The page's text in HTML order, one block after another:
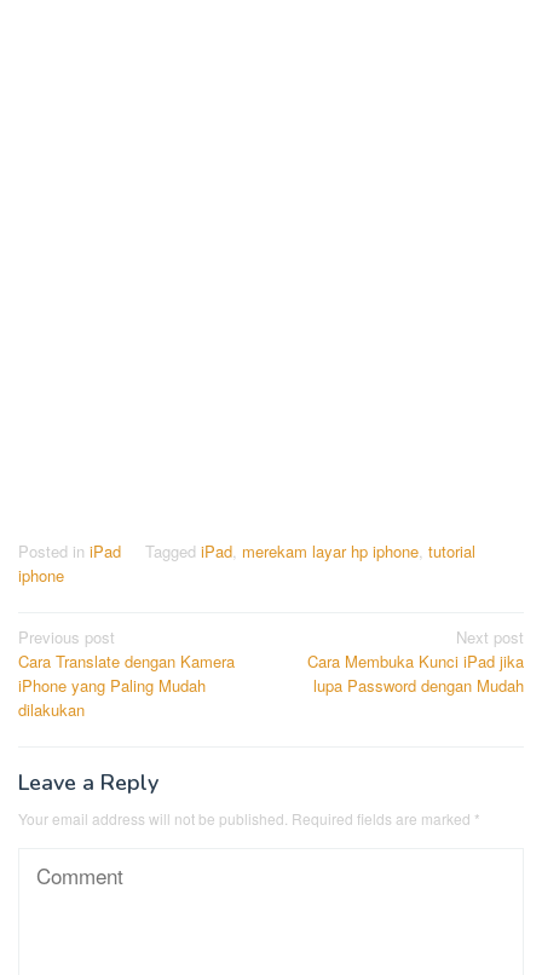
Posted in iPad Tagged iPad, merekam layar hp iphone, tutorial
iphone
Post
navigation
Previous post
Cara Translate dengan Kamera
iPhone yang Paling Mudah
dilakukan
Next post
Cara Membuka Kunci iPad jika
lupa Password dengan Mudah
Leave a Reply
Your email address will not be published. Required fields are marked *